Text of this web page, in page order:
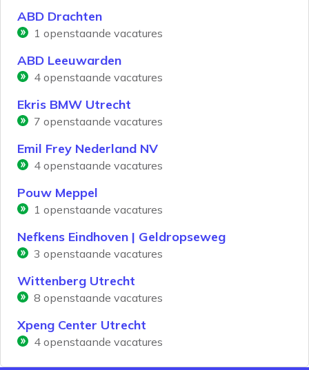
ABD Drachten
1 openstaande vacatures
ABD Leeuwarden
4 openstaande vacatures
Ekris BMW Utrecht
7 openstaande vacatures
Emil Frey Nederland NV
4 openstaande vacatures
Pouw Meppel
1 openstaande vacatures
Nefkens Eindhoven | Geldropseweg
3 openstaande vacatures
Wittenberg Utrecht
8 openstaande vacatures
Xpeng Center Utrecht
4 openstaande vacatures